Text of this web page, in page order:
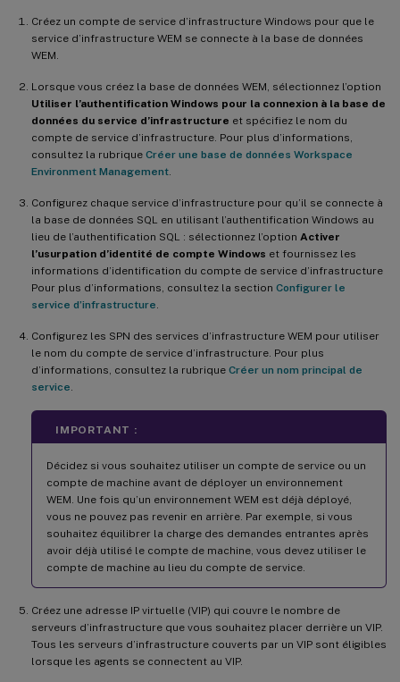
Créez un compte de service d’infrastructure Windows pour que le
service d’infrastructure WEM se connecte à la base de données
WEM.
Lorsque vous créez la base de données WEM, sélectionnez l’option
Utiliser l’authentification Windows pour la connexion à la base de
données du service d’infrastructure et spécifiez le nom du
compte de service d’infrastructure. Pour plus d’informations,
consultez la rubrique Créer une base de données Workspace
Environment Management
Configurez chaque service d’infrastructure pour qu’il se connecte à
la base de données SQL en utilisant l’authentification Windows au
lieu de l’authentification SQL : sélectionnez l’option Activer
l’usurpation d’identité de compte Windows et fournissez les
informations d’identification du compte de service d’infrastructure
Pour plus d’informations, consultez la section Configurer le
service d’infrastructure
Configurez les SPN des services d’infrastructure WEM pour utiliser
le nom du compte de service d’infrastructure. Pour plus
d’informations, consultez la rubrique Créer un nom principal de
service
IMPORTANT :
Décidez si vous souhaitez utiliser un compte de service ou un
compte de machine avant de déployer un environnement
WEM. Une fois qu’un environnement WEM est déjà déployé,
vous ne pouvez pas revenir en arrière. Par exemple, si vous
souhaitez équilibrer la charge des demandes entrantes après
avoir déjà utilisé le compte de machine, vous devez utiliser le
compte de machine au lieu du compte de service.
Créez une adresse IP virtuelle (VIP) qui couvre le nombre de
serveurs d’infrastructure que vous souhaitez placer derrière un VIP.
Tous les serveurs d’infrastructure couverts par un VIP sont éligibles
lorsque les agents se connectent au VIP.